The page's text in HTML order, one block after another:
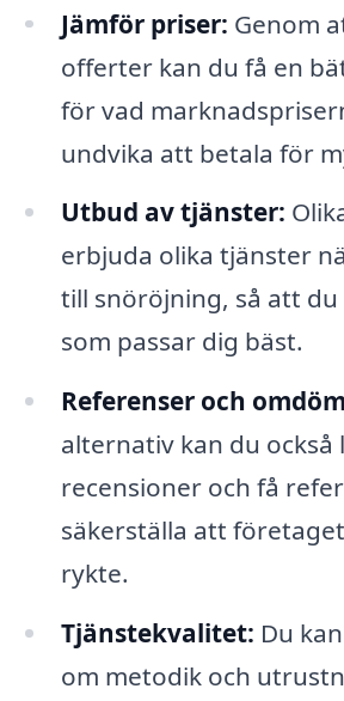
Jämför priser: Genom
offerter kan du få en
för vad
undvika att betala för
Utbud av tjänster:
erbjuda olika tjänster
till snöröjning, så att du
som passar dig bäst.
Referenser och
alternativ kan du också
recensioner och få
säkerställa att
rykte.
Tjänstekvalitet: Du
om metodik och